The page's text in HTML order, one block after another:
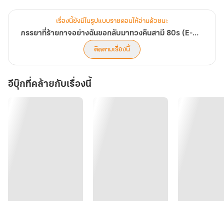
80s
(E-
book
วาง
จำหน่าย
แล้ว)
เรื่องนี้ยังมีในรูปแบบรายตอนให้อ่านด้วยนะ
ภรรยาที่ร้ายกาจอย่างฉันขอกลับมาทวงคืนสามี 80s (E-book วางจำหน่ายแล้ว)
ติดตามเรื่องนี้
อีบุ๊กที่คล้ายกับเรื่องนี้